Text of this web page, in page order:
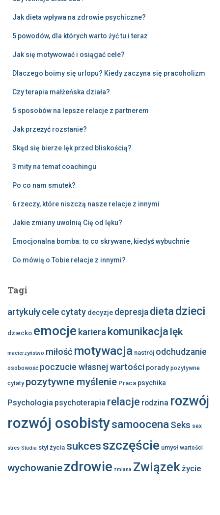
Jak dieta wpływa na zdrowie psychiczne?
5 powodów, dla których warto żyć tu i teraz
Jak się motywować i osiągać cele?
Dlaczego boimy się urlopu? Kiedy zaczyna się pracoholizm
Czy terapia małżeńska działa?
5 sposobów na lepsze relacje z partnerem
Jak przeżyć rozstanie?
Skąd się bierze lęk przed bliskością?
3 mity na temat coachingu
Po co nam smutek?
6 rzeczy, które niszczą nasze relacje z innymi
Jakie zmiany uwolnią Cię od lęku?
Emocjonalna bomba: to co skrywane, kiedyś wybuchnie
Co mówią o Tobie relacje z innymi?
Tagi
artykułycele cytaty decyzje depresja dieta dzieci
dziecko emocje kariera komunikacja lęk
macierzyństwo miłość motywacja nastrój odchudzanie
osobowość poczucie własnej wartości porady pozytywne
cytaty pozytywne myślenie Praca psychika
Psychologia psychoterapia relacje rodzina rozwój
rozwój osobistysamoocenaSeks sex
stres Studia styl życia sukcesszczęście umysł wartości
wychowaniezdrowie zmiana Związekżycie